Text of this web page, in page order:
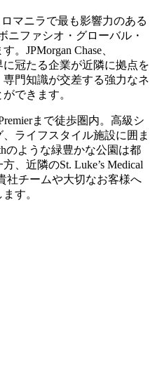
マニラで最も影響力のある
ニファシオ・グローバル・
。JPMorgan Chase、
に冠たる企業が近隣に拠点を
門知識が交差する強力なネ
できます。
まで徒歩圏内。高級シ
ライフスタイル施設に囲ま
のような緑豊かな公園は都
、近隣のSt. Luke’s Medical
社チームや大切なお客様へ
す。